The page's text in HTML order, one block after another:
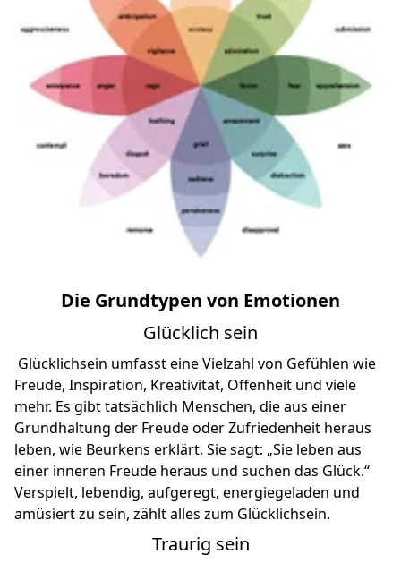
Die Grundtypen von Emotionen
Glücklich sein
Glücklichsein umfasst eine Vielzahl von Gefühlen wie
Freude, Inspiration, Kreativität, Offenheit und viele
mehr. Es gibt tatsächlich Menschen, die aus einer
Grundhaltung der Freude oder Zufriedenheit heraus
leben, wie Beurkens erklärt. Sie sagt: „Sie leben aus
einer inneren Freude heraus und suchen das Glück.“
Verspielt, lebendig, aufgeregt, energiegeladen und
amüsiert zu sein, zählt alles zum Glücklichsein.
Traurig sein